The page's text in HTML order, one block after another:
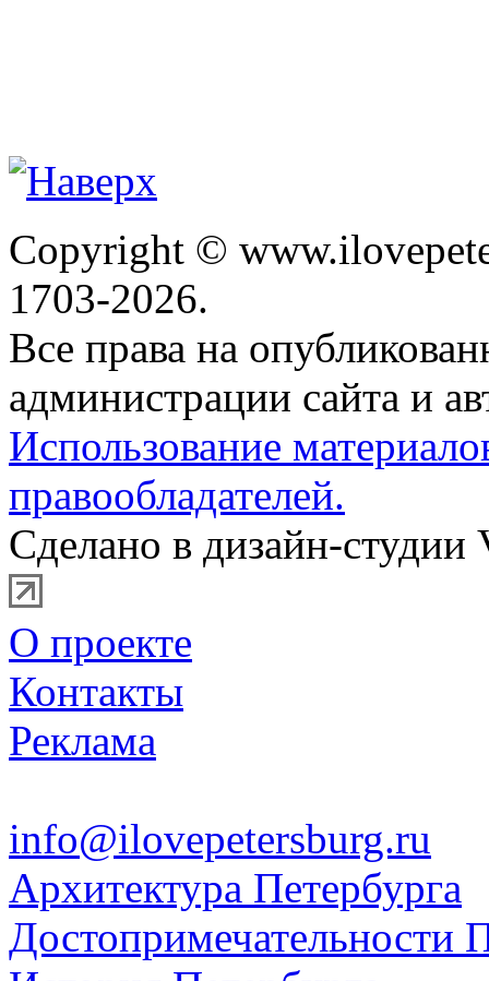
Copyright ©
1703-2026.
Все права на
администрации сайта и
Использование
правообладателей.
Сделано в дизайн-студии
О проекте
Контакты
Реклама
info@ilovepetersburg.ru
Архитектура Петербурга
Достопримечательности